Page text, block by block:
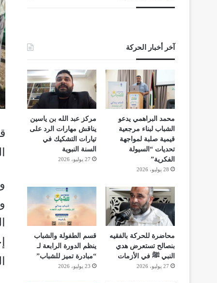
آخر أخبار الحركة
محمد البراهمي يدعو
الشباب لبناء مرجعية
قيمية صلبة لمواجهة
تحديات “السيولة
الفكرية”
28 يوليو، 2026
مركز عبد الله بن ياسين
يناقش مهارات الرد على
تيارات التشكيك في
السنة النبوية
27 يوليو، 2026
محاضرة للحركة بالفقيه
بنصالح تستعرض هدي
النبي ﷺ في الأزمات
27 يوليو، 2026
قسم الطفولة والشباب
ينظم الدورة الرابعة لـ
“مبادرة تميز للشباب”
23 يوليو، 2026